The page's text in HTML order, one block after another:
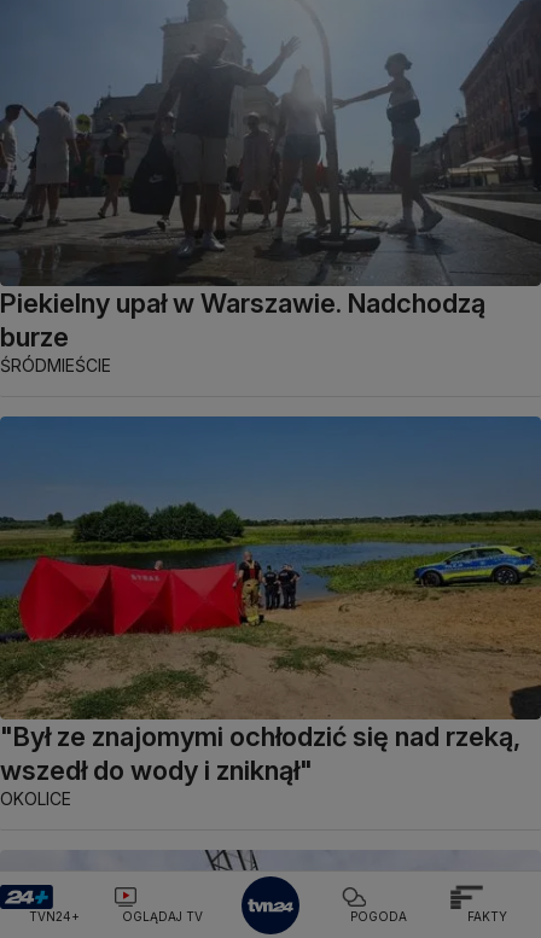
Piekielny upał w Warszawie. Nadchodzą
burze
ŚRÓDMIEŚCIE
"Był ze znajomymi ochłodzić się nad rzeką,
wszedł do wody i zniknął"
OKOLICE
TVN24+ OGLĄDAJ TV POGODA FAKTY